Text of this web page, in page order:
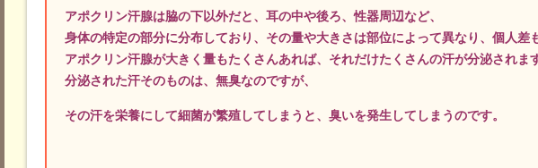
アポクリン汗腺は脇の下以外だと、耳の中や後ろ、性器周辺など、
身体の特定の部分に分布しており、その量や大きさは部位によって異なり、個人差
アポクリン汗腺が大きく量もたくさんあれば、それだけたくさんの汗が分泌されま
分泌された汗そのものは、無臭なのですが、
その汗を栄養にして細菌が繁殖してしまうと、臭いを発生してしまうのです。